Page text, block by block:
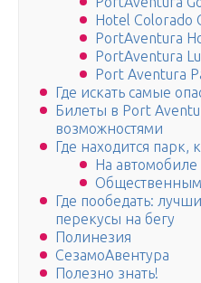
Hotel Colorado
PortAventura
PortAventura
Port Aventura
Где искать самые
Билеты в Port
возможностями
Где находится парк,
На автомобиле
Где пообедать:
перекусы на бегу
Полинезия
СезамоАвентура
Полезно знать!